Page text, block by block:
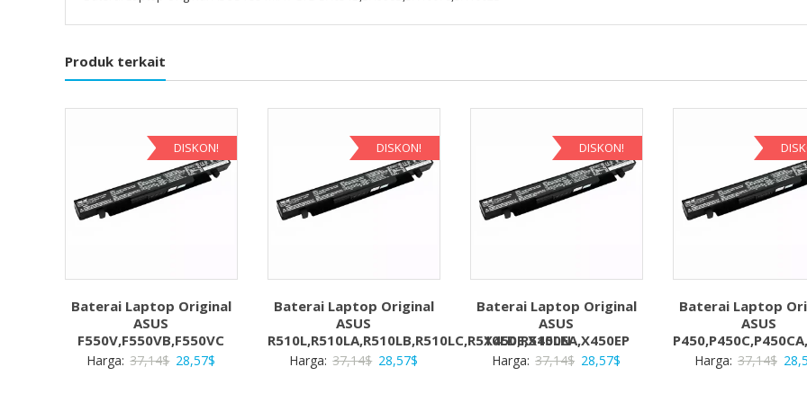
Produk terkait
DISKON!
Baterai Laptop Original
ASUS
F550V,F550VB,F550VC
Harga: 37,14$ Harga
28,57$
DISKON!
Baterai Laptop Original
ASUS
R510L,R510LA,R510LB,R510LC,R510LD,R510LN
Harga: 37,14$ Harga
28,57$
DISKON!
Baterai Laptop Original
ASUS
X450E,X450EA,X450EP
Harga: 37,14$ Harga
28,57$
Baterai Laptop
ASUS
Harga: 37,14$